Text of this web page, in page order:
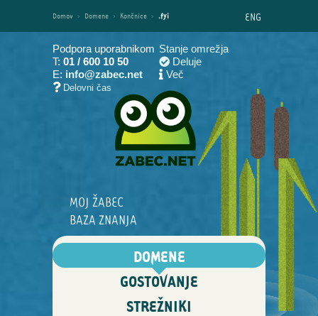
Domov › Domene › Končnice › .fyi ENG
Podpora uporabnikom
T: 01 / 600 10 50
E: info@zabec.net
Delovni čas
Stanje omrežja
Deluje
Več
MOJ ŽABEC
BAZA ZNANJA
DOMENE
GOSTOVANJE
STREŽNIKI